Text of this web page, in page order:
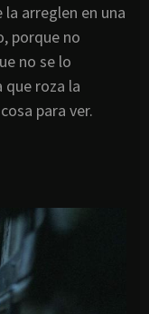
arreglen en una
porque no
no se lo
que roza la
para ver.